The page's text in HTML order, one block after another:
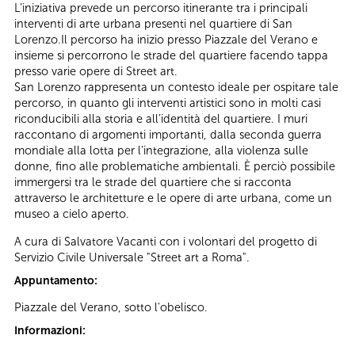
L’iniziativa prevede un percorso itinerante tra i principali
interventi di arte urbana presenti nel quartiere di San
Lorenzo.Il percorso ha inizio presso Piazzale del Verano e
insieme si percorrono le strade del quartiere facendo tappa
presso varie opere di Street art.
San Lorenzo rappresenta un contesto ideale per ospitare tale
percorso, in quanto gli interventi artistici sono in molti casi
riconducibili alla storia e all’identità del quartiere. I muri
raccontano di argomenti importanti, dalla seconda guerra
mondiale alla lotta per l’integrazione, alla violenza sulle
donne, fino alle problematiche ambientali. È perciò possibile
immergersi tra le strade del quartiere che si racconta
attraverso le architetture e le opere di arte urbana, come un
museo a cielo aperto.
A cura di Salvatore Vacanti con i volontari del progetto di
Servizio Civile Universale "Street art a Roma".
Appuntamento:
Piazzale del Verano, sotto l'obelisco.
Informazioni: